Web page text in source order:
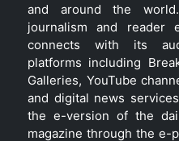
and around the
journalism and reader
connects with its
platforms including
Galleries, YouTube
and digital news
the e-version of the
magazine through the e-